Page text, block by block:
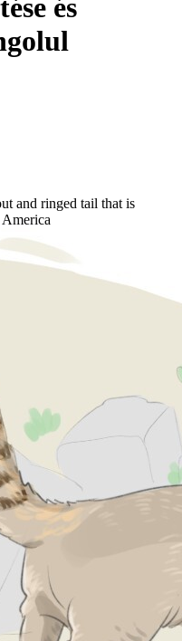
és
and ringed tail that is